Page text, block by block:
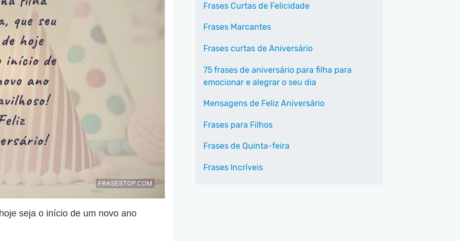
seja o início de um novo ano
Frases Curtas de Felicidade
Frases Marcantes
Frases curtas de Aniversário
75 frases de aniversário para filha para
emocionar e alegrar o seu dia
Mensagens de Feliz Aniversário
Frases para Filhos
Frases de Quinta-feira
Frases Incríveis